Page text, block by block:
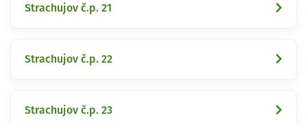
Strachujov č.p. 21
Strachujov č.p. 22
Strachujov č.p. 23